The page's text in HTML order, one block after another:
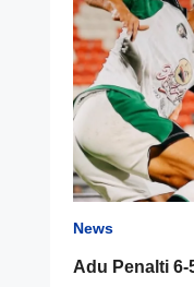
News
Adu Penalti 6-